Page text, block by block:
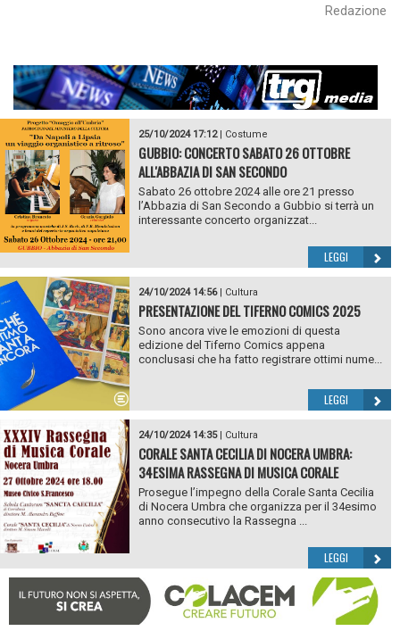
Redazione
25/10/2024 17:12| Costume
GUBBIO: CONCERTO SABATO 26 OTTOBRE
ALL'ABBAZIA DI SAN SECONDO
Sabato 26 ottobre 2024 alle ore 21 presso
l’Abbazia di San Secondo a Gubbio si terrà un
interessante concerto organizzat...
LEGGI
24/10/2024 14:56| Cultura
PRESENTAZIONE DEL TIFERNO COMICS 2025
Sono ancora vive le emozioni di questa
edizione del Tiferno Comics appena
conclusasi che ha fatto registrare ottimi nume...
LEGGI
24/10/2024 14:35| Cultura
CORALE SANTA CECILIA DI NOCERA UMBRA:
34ESIMA RASSEGNA DI MUSICA CORALE
Prosegue l’impegno della Corale Santa Cecilia
di Nocera Umbra che organizza per il 34esimo
anno consecutivo la Rassegna ...
LEGGI